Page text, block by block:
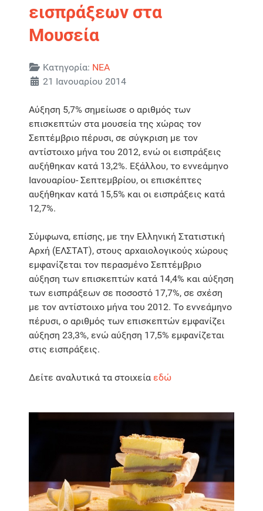
εισπράξεων στα
Μουσεία
Λεπτομέρειες
Κατηγορία: ΝΕΑ
21 Ιανουαρίου 2014
Αύξηση 5,7% σημείωσε ο αριθμός των
επισκεπτών στα μουσεία της χώρας τον
Σεπτέμβριο πέρυσι, σε σύγκριση με τον
αντίστοιχο μήνα του 2012, ενώ οι εισπράξεις
αυξήθηκαν κατά 13,2%. Εξάλλου, το εννεάμηνο
Ιανουαρίου- Σεπτεμβρίου, οι επισκέπτες
αυξήθηκαν κατά 15,5% και οι εισπράξεις κατά
12,7%.
Σύμφωνα, επίσης, με την Ελληνική Στατιστική
Αρχή (ΕΛΣΤΑΤ), στους αρχαιολογικούς χώρους
εμφανίζεται τον περασμένο Σεπτέμβριο
αύξηση των επισκεπτών κατά 14,4% και αύξηση
των εισπράξεων σε ποσοστό 17,7%, σε σχέση
με τον αντίστοιχο μήνα του 2012. Το εννεάμηνο
πέρυσι, ο αριθμός των επισκεπτών εμφανίζει
αύξηση 23,3%, ενώ αύξηση 17,5% εμφανίζεται
στις εισπράξεις.
Δείτε αναλυτικά τα στοιχεία εδώ